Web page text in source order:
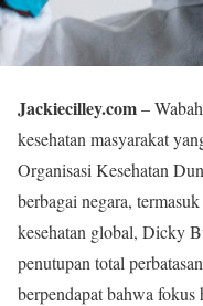
Jackiecilley.com–
kesehatan masyarakat
Organisasi Kesehatan
berbagai negara,
kesehatan global, Dicky
penutupan total
berpendapat bahwa fokus